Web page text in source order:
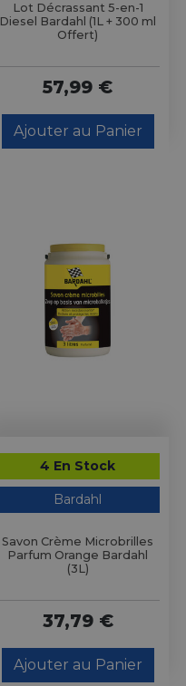
Lot Décrassant 5-en-1
Diesel Bardahl (1L + 300 ml
Offert)
57,99 €
Ajouter au Panier
4 En Stock
Bardahl
Savon Crème Microbrilles
Parfum Orange Bardahl
(3L)
37,79 €
Ajouter au Panier